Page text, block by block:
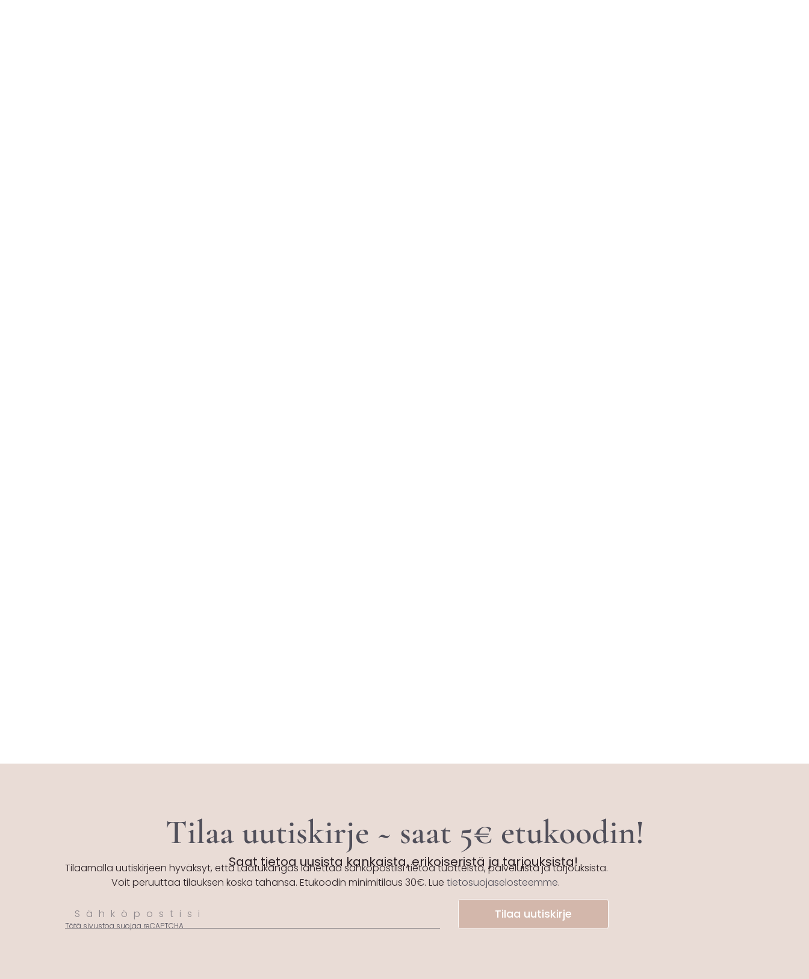
Tilaa uutiskirje ~ saat 5€ etukoodin!
Saat tietoa uusista kankaista, erikoiseristä ja tarjouksista!
Tilaamalla uutiskirjeen hyväksyt, että Laatukangas lähettää sähköpostiisi tietoa tuotteista, palveluista ja tarjouksista.
Voit peruuttaa tilauksen koska tahansa. Etukoodin minimitilaus 30€. Lue tietosuojaselosteemme.
Tilaa uutiskirje
Tätä sivustoa suojaa reCAPTCHA.